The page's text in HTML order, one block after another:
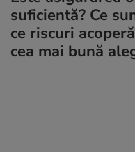
suficientă? Ce
ce riscuri
cea mai bună